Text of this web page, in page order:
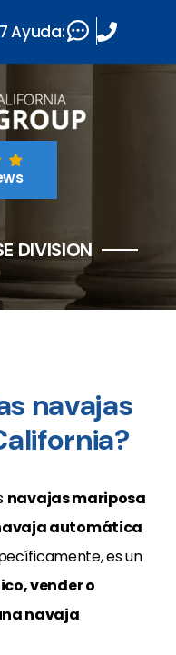
DIVISION
navajas
navajas mariposa
automática
es un
vender o
navaja
Ayuda: